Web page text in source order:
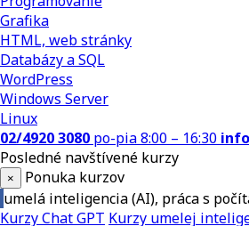
Grafika
HTML, web stránky
Databázy a SQL
WordPress
Windows Server
Linux
02/4920 3080 po-pia 8:00 – 16:30
Posledné navštívené kurzy
×
Ponuka kurzov
umelá inteligencia (AI), práca s
Kurzy Chat GPT Kurzy umelej